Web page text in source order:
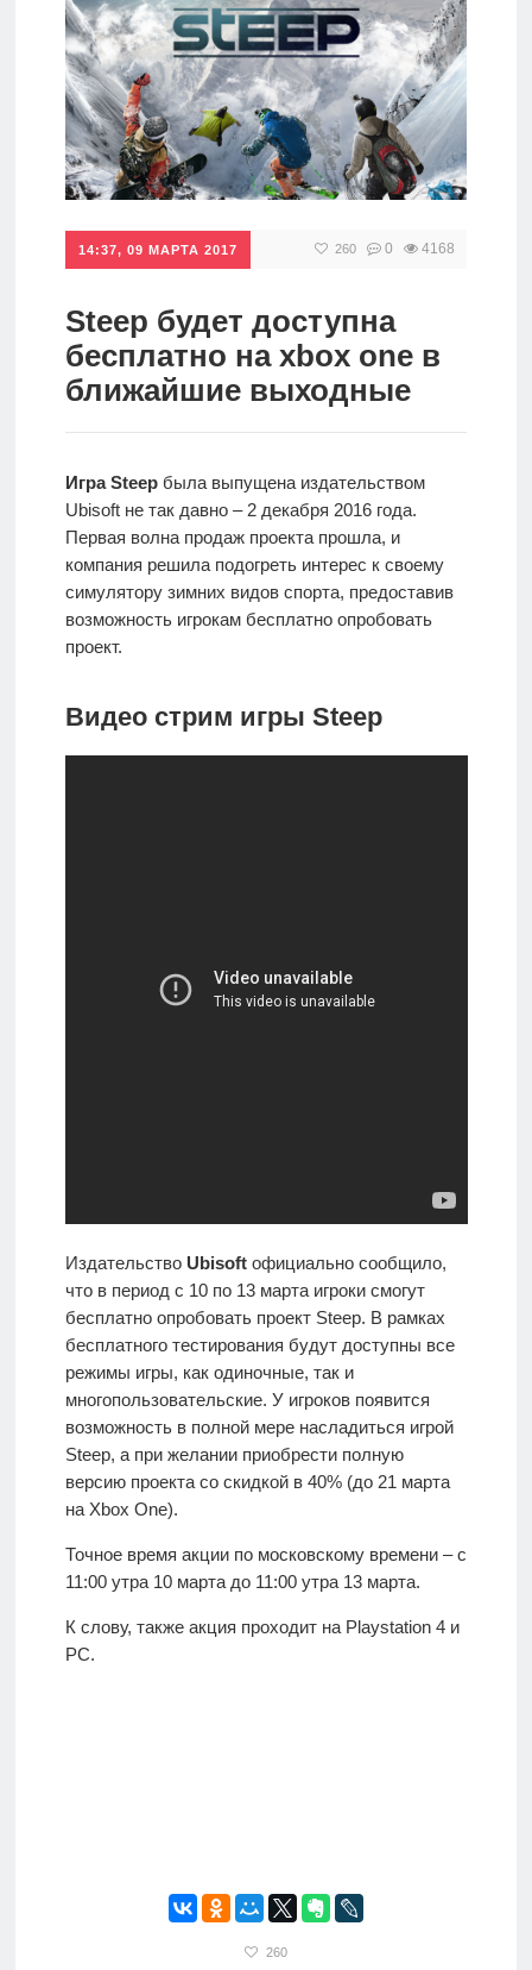
игры
Мобильное
Культовые
игры
14:37, 09 МАРТА 2017 260 0 4168
Steep будет доступна
бесплатно на xbox one в
ближайшие выходные
Игра Steepбыла выпущена издательством
Ubisoft не так давно – 2 декабря 2016 года.
Первая волна продаж проекта прошла, и
компания решила подогреть интерес к своему
симулятору зимних видов спорта, предоставив
возможность игрокам бесплатно опробовать
проект.
Видео стрим игры Steep
Издательство Ubisoftофициально сообщило,
что в период с 10 по 13 марта игроки смогут
бесплатно опробовать проект Steep. В рамках
бесплатного тестирования будут доступны все
режимы игры, как одиночные, так и
многопользовательские. У игроков появится
возможность в полной мере насладиться игрой
Steep, а при желании приобрести полную
версию проекта со скидкой в 40% (до 21 марта
на Xbox One).
Точное время акции по московскому времени – с
11:00 утра 10 марта до 11:00 утра 13 марта.
К слову, также акция проходит на Playstation 4 и
PC.
260